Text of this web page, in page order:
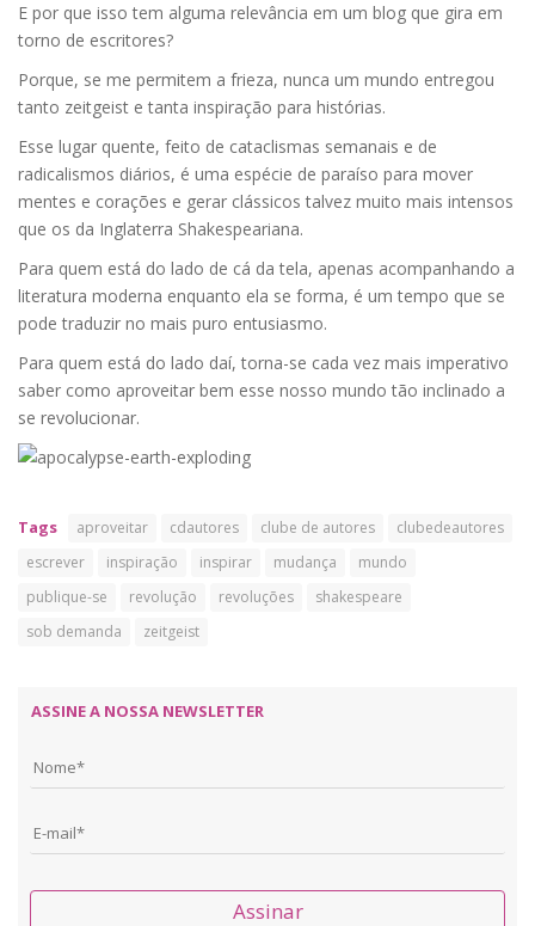
E por que isso tem alguma relevância em um blog que gira em
torno de escritores?
Porque, se me permitem a frieza, nunca um mundo entregou
tanto zeitgeist e tanta inspiração para histórias.
Esse lugar quente, feito de cataclismas semanais e de
radicalismos diários, é uma espécie de paraíso para mover
mentes e corações e gerar clássicos talvez muito mais intensos
que os da Inglaterra Shakespeariana.
Para quem está do lado de cá da tela, apenas acompanhando a
literatura moderna enquanto ela se forma, é um tempo que se
pode traduzir no mais puro entusiasmo.
Para quem está do lado daí, torna-se cada vez mais imperativo
saber como aproveitar bem esse nosso mundo tão inclinado a
se revolucionar.
Tags aproveitar cdautores clube de autores
clubedeautores
escrever
inspiração inspirar mudança
mundo
publique-se
revolução revoluções
shakespeare
sob demanda
zeitgeist
ASSINE A NOSSA NEWSLETTER
Assinar